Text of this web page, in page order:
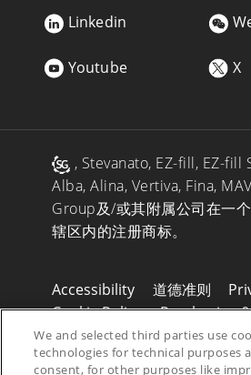
Linkedin
Youtube X
, Stevanato, EZ-fill, EZ-fill
Alba, Alina, Vertiva, Fina,
Group及/或其附属公司在一
辖区内的注册商标。
Accessibility 道德准则
Cookie Policy
Purchasing
Legals
Disclaimer
© 2026 Stevanato Group. All
We and selected third parties use
technologies for technical purposes
consent, for other purposes like